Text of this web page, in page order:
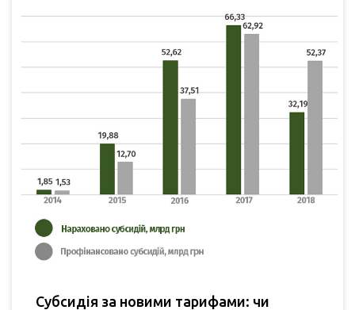
Субсидія за новими тарифами: чи